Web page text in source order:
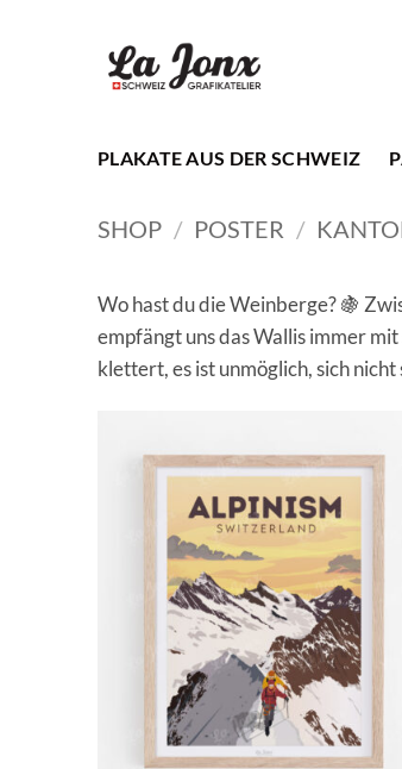
PLAKATE AUS DER SCHWEIZ
SHOP / POSTER /
Wo hast du die Weinberge? 🍇
empfängt uns das Wallis immer
klettert, es ist unmöglich, sich